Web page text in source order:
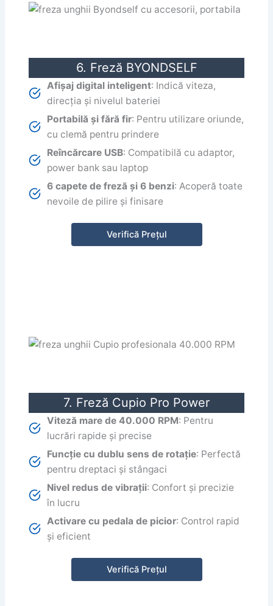
6. Freză BYONDSELF
Afișaj digital inteligent: Indică viteza,
direcția și nivelul bateriei
Portabilă și fără fir: Pentru utilizare oriunde,
cu clemă pentru prindere
Reîncărcare USB: Compatibilă cu adaptor,
power bank sau laptop
6 capete de freză și 6 benzi: Acoperă toate
nevoile de pilire și finisare
Verifică Prețul
7. Freză Cupio Pro Power
Viteză mare de 40.000 RPM: Pentru
lucrări rapide și precise
Funcție cu dublu sens de rotație: Perfectă
pentru dreptaci și stângaci
Nivel redus de vibrații: Confort și precizie
în lucru
Activare cu pedala de picior: Control rapid
și eficient
Verifică Prețul